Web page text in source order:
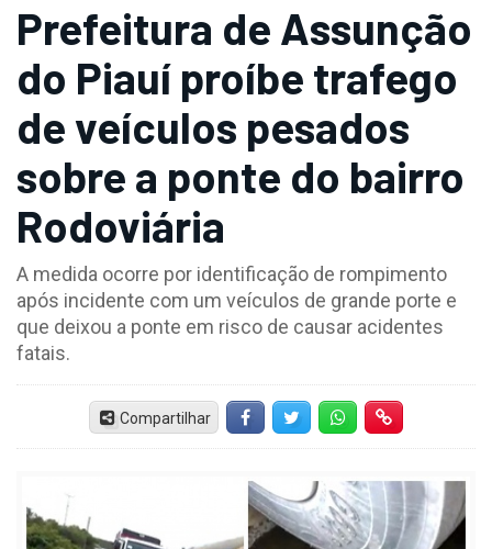
Prefeitura de Assunção
do Piauí proíbe trafego
de veículos pesados
sobre a ponte do bairro
Rodoviária
A medida ocorre por identificação de rompimento
após incidente com um veículos de grande porte e
que deixou a ponte em risco de causar acidentes
fatais.
Compartilhar FacebookTwitter Whatsapp